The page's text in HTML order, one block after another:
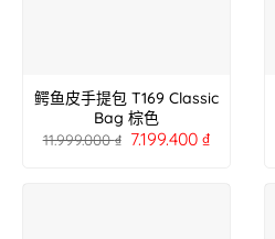
鳄鱼皮手提包 T169 Classic
Bag 棕色
11.999.000₫ 7.199.400₫